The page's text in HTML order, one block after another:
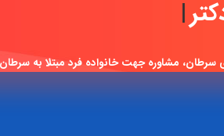
مشاوره جهت خانواده فرد مبتلا به سرطان